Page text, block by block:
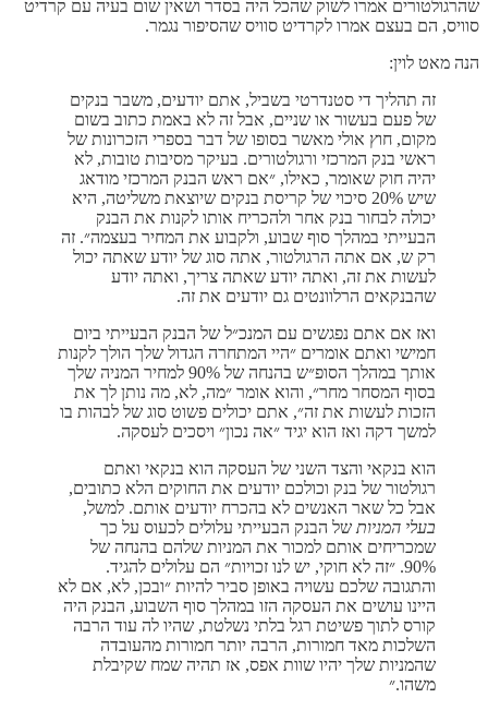
שהרגולטורים אמרו לשוק שהכל היה בסדר ושאין שום בעיה עם קרדיט
סוויס, הם בעצם אמרו לקרדיט סוויס שהסיפור נגמר.
הנה מאט לוין:
זה תהליך די סטנדרטי בשביל, אתם יודעים, משבר בנקים
של פעם בעשור או שניים, אבל זה לא באמת כתוב בשום
מקום, חוץ אולי מאשר בסופו של דבר בספרי הזכרונות של
ראשי בנק המרכזי ורגולטורים. בעיקר מסיבות טובות, לא
יהיה חוק שאומר, כאילו, ״אם ראש הבנק המרכזי מודאג
שיש 20% סיכוי של קריסת בנקים שיוצאת משליטה, היא
יכולה לבחור בנק אחר ולהכריח אותו לקנות את הבנק
הבעייתי במהלך סוף שבוע, ולקבוע את המחיר בעצמה״. זה
רק ש, אם אתה הרגולטור, אתה סוג של יודע שאתה יכול
לעשות את זה, ואתה יודע שאתה צריך, ואתה יודע
שהבנקאים הרלוונטים גם יודעים את זה.
ואז אם אתם נפגשים עם המנכ״ל של הבנק הבעייתי ביום
חמישי ואתם אומרים ״היי המתחרה הגדול שלך הולך לקנות
אותך במהלך הסופ״ש בהנחה של 90% למחיר המניה שלך
בסוף המסחר מחר״, והוא אומר ״מה, לא, מה נותן לך את
הזכות לעשות את זה״, אתם יכולים פשוט סוג של לבהות בו
למשך דקה ואז הוא יגיד ״אה נכון״ ויסכים לעסקה.
הוא בנקאי והצד השני של העסקה הוא בנקאי ואתם
רגולטור של בנק וכולכם יודעים את החוקים הלא כתובים,
אבל כל שאר האנשים לא בהכרח יודעים אותם. למשל,
בעלי המניות של הבנק הבעייתי עלולים לכעוס על כך
שמכריחים אותם למכור את המניות שלהם בהנחה של
90%. ״זה לא חוקי, יש לנו זכויות״ הם עלולים להגיד.
והתגובה שלכם עשויה באופן סביר להיות ״ובכן, לא, אם לא
היינו עושים את העסקה הזו במהלך סוף השבוע, הבנק היה
קורס לתוך פשיטת רגל בלתי נשלטת, שהיו לה עוד הרבה
השלכות מאד חמורות, הרבה יותר חמורות מהעובדה
שהמניות שלך יהיו שוות אפס, אז תהיה שמח שקיבלת
משהו.״